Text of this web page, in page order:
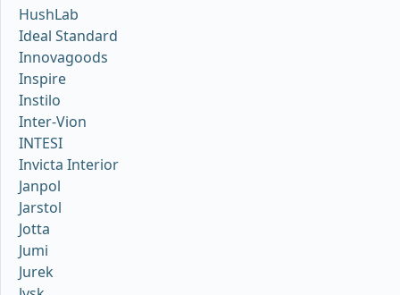
HushLab
Ideal Standard
Innovagoods
Inspire
Instilo
Inter-Vion
INTESI
Invicta Interior
Janpol
Jarstol
Jotta
Jumi
Jurek